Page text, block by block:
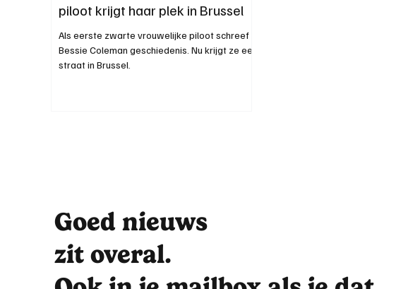
piloot krijgt haar plek in Brussel
Als eerste zwarte vrouwelijke piloot schreef
Bessie Coleman geschiedenis. Nu krijgt ze een
straat in Brussel.
Goed nieuws
zit overal.